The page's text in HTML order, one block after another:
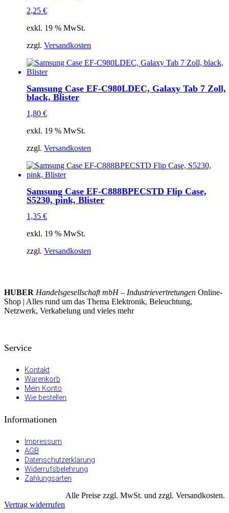
2,25 €
exkl. 19 % MwSt.
zzgl. Versandkosten
Samsung Case EF-C980LDEC, Galaxy Tab 7 Zoll,
black, Blister
1,80 €
exkl. 19 % MwSt.
zzgl. Versandkosten
Samsung Case EF-C888BPECSTD Flip Case,
S5230, pink, Blister
1,35 €
exkl. 19 % MwSt.
zzgl. Versandkosten
HUBER Handelsgesellschaft mbH – Industrievertretungen Online-
Shop | Alles rund um das Thema Elektronik, Beleuchtung,
Netzwerk, Verkabelung und vieles mehr
Service
Kontakt
Warenkorb
Mein Konto
Wie bestellen
Informationen
Impressum
AGB
Datenschutzerklärung
Widerrufsbelehrung
Zahlungsarten
Alle Preise zzgl. MwSt. und zzgl. Versandkosten.
Vertrag widerrufen